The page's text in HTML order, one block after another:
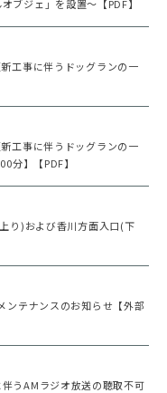
ブジェ」を設置～【PDF】
工事に伴うドッグランの一
工事に伴うドッグランの一
分】【PDF】
り)および香川方面入口(下
テナンスのお知らせ【外部
うAMラジオ放送の聴取不可